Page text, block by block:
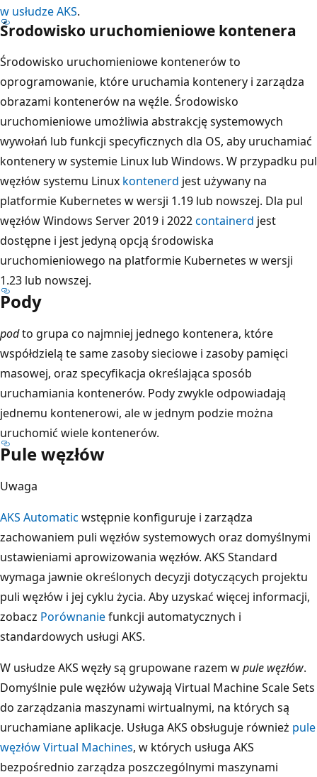
w usłudze AKS.
Środowisko uruchomieniowe kontenera
Środowisko uruchomieniowe kontenerów to
oprogramowanie, które uruchamia kontenery i zarządza
obrazami kontenerów na węźle. Środowisko
uruchomieniowe umożliwia abstrakcję systemowych
wywołań lub funkcji specyficznych dla OS, aby uruchamiać
kontenery w systemie Linux lub Windows. W przypadku pul
węzłów systemu Linux kontenerd jest używany na
platformie Kubernetes w wersji 1.19 lub nowszej. Dla pul
węzłów Windows Server 2019 i 2022containerd jest
dostępne i jest jedyną opcją środowiska
uruchomieniowego na platformie Kubernetes w wersji
1.23 lub nowszej.
Pody
podto grupa co najmniej jednego kontenera, które
współdzielą te same zasoby sieciowe i zasoby pamięci
masowej, oraz specyfikacja określająca sposób
uruchamiania kontenerów. Pody zwykle odpowiadają
jednemu kontenerowi, ale w jednym podzie można
uruchomić wiele kontenerów.
Pule węzłów
Uwaga
AKS Automatic wstępnie konfiguruje i zarządza
zachowaniem puli węzłów systemowych oraz domyślnymi
ustawieniami aprowizowania węzłów. AKS Standard
wymaga jawnie określonych decyzji dotyczących projektu
puli węzłów i jej cyklu życia. Aby uzyskać więcej informacji,
zobacz Porównaniefunkcji automatycznych i
standardowych usługi AKS.
W usłudze AKS węzły są grupowane razem wpule węzłów.
Domyślnie pule węzłów używają Virtual Machine Scale Sets
do zarządzania maszynami wirtualnymi, na których są
uruchamiane aplikacje. Usługa AKS obsługuje również pule
węzłów Virtual Machines, w których usługa AKS
bezpośrednio zarządza poszczególnymi maszynami